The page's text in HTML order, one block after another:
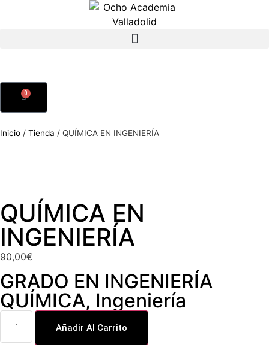
0
Inicio / Tienda / QUÍMICA EN INGENIERÍA
QUÍMICA EN
INGENIERÍA
90,00€
GRADO EN INGENIERÍA
QUÍMICA, Ingeniería
Añadir Al Carrito